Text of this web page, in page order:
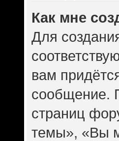
Как мне
Для
вам
сообщение.
страниц
темы», «Вы